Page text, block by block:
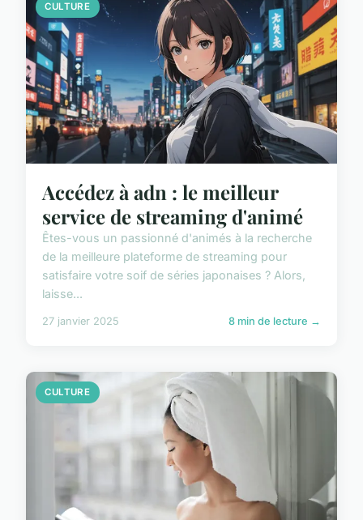
CULTURE
Accédez à adn : le meilleur
service de streaming d'animé
Êtes-vous un passionné d'animés à la recherche
de la meilleure plateforme de streaming pour
satisfaire votre soif de séries japonaises ? Alors,
laisse...
27 janvier 2025 8 min de lecture →
CULTURE